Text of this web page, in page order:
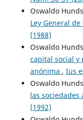
Oswaldo
Ley General de
(1988)
Oswaldo
capital social y
anónima , Ius
Oswaldo
las sociedades
(1992)